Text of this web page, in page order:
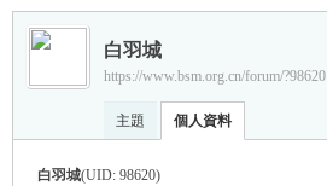
›
白羽城
https://www.bsm.org.cn/forum/?98620
主題 個人資料
白羽城(UID: 98620)